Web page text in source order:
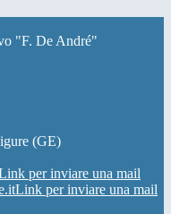
"F. De André"
(GE)
per inviare una mail
Link per inviare una mail